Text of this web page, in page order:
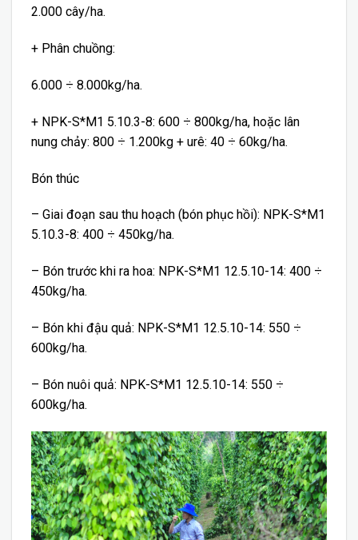
2.000 cây/ha.
+ Phân chuồng:
6.000 ÷ 8.000kg/ha.
+ NPK-S*M1 5.10.3-8: 600 ÷ 800kg/ha, hoặc lân
nung chảy: 800 ÷ 1.200kg + urê: 40 ÷ 60kg/ha.
Bón thúc
– Giai đoạn sau thu hoạch (bón phục hồi): NPK-S*M1
5.10.3-8: 400 ÷ 450kg/ha.
– Bón trước khi ra hoa: NPK-S*M1 12.5.10-14: 400 ÷
450kg/ha.
– Bón khi đậu quả: NPK-S*M1 12.5.10-14: 550 ÷
600kg/ha.
– Bón nuôi quả: NPK-S*M1 12.5.10-14: 550 ÷
600kg/ha.